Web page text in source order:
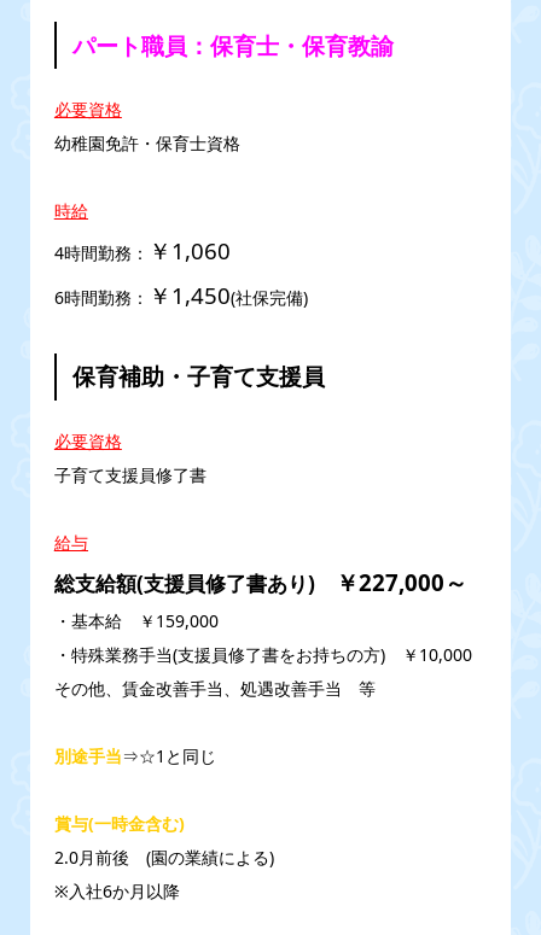
パート職員：保育士・保育教諭
必要資格
幼稚園免許・保育士資格
時給
4時間勤務： ￥1,060
6時間勤務： ￥1,450(社保完備)
保育補助・子育て支援員
必要資格
子育て支援員修了書
給与
総支給額(支援員修了書あり) ￥227,000～
・基本給 ￥159,000
・特殊業務手当(支援員修了書をお持ちの方) ￥10,000
その他、賃金改善手当、処遇改善手当 等
別途手当⇒☆1と同じ
賞与(一時金含む)
2.0月前後 (園の業績による)
※入社6か月以降